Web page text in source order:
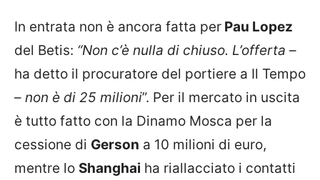
In entrata non è ancora fatta per Pau Lopez
del Betis: “Non c’è nulla di chiuso. L’offerta –
ha detto il procuratore del portiere a Il Tempo
– non è di 25 milioni”. Per il mercato in uscita
è tutto fatto con la Dinamo Mosca per la
cessione di Gerson a 10 milioni di euro,
mentre lo Shanghai ha riallacciato i contatti